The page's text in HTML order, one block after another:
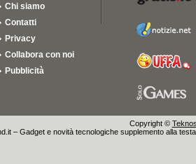
Chi siamo
Contatti
Privacy
Collabora con noi
Pubblicità
Copyright ©
– Gadget e novità tecnologiche supplemento alla